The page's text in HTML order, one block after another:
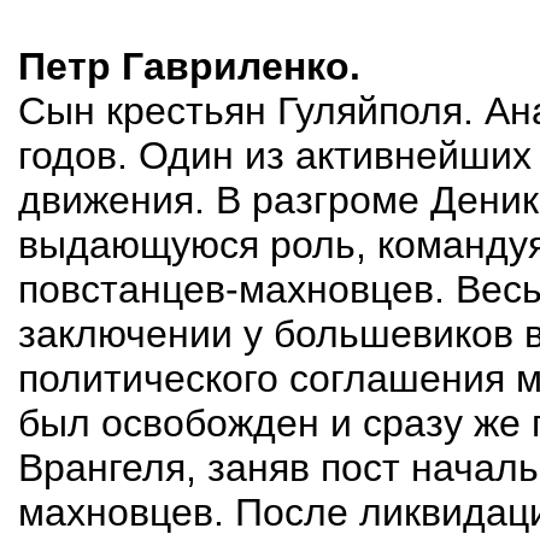
Петр Гавриленко.
Сын крестьян Гуляйполя.
годов. Один из активнейших
движения. В разгроме
выдающуюся роль,
повстанцев-махновцев.
заключении у большевиков
политического соглашения
был освобожден и сразу же
Врангеля, заняв пост
махновцев. После